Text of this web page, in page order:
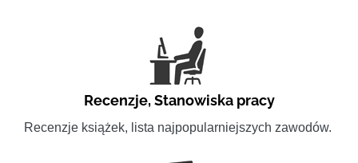
Recenzje,Stanowiska pracy
Recenzje książek, lista najpopularniejszych zawodów.